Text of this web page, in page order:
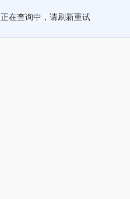
正在查询中，请刷新重试